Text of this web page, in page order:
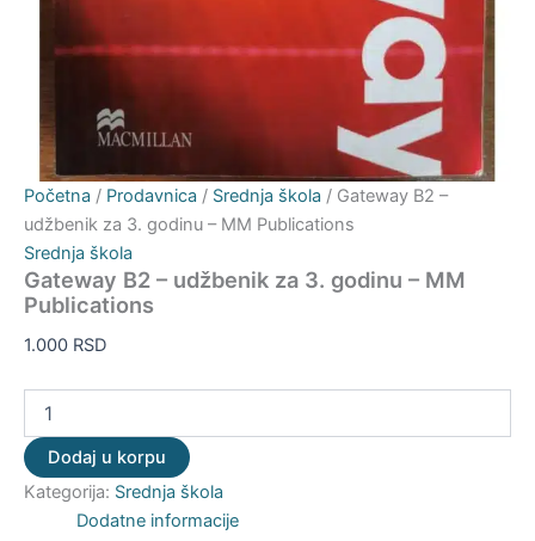
Početna / Prodavnica / Srednja škola / Gateway B2 –
udžbenik za 3. godinu – MM Publications
Srednja škola
Gateway B2 – udžbenik za 3. godinu – MM
Publications
1.000 RSD
Dodaj u korpu
Kategorija: Srednja škola
Dodatne informacije